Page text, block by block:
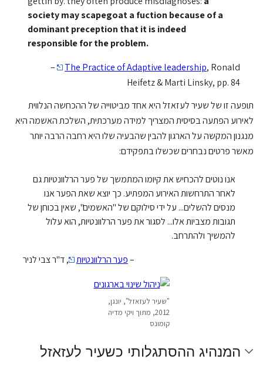
society may scapegoat a fuction because of a
dominant preception that it is indeed
responsible for the problem.
–
The Practice of Adaptive leadership, Ronald
Heifetz & Marti Linsky, pp. 84
תופעה זו של שעיר לעזאזל היא אחד מביטוייה של ההכחשה הנלווית
לאירוע הפתעה בסיסית המצריך למידה מערכתית, השלכת האשמה היא
מנגנון המקשה על הארגון להבין שהבעיה שלו היא רחבה הרבה יותר
מאשר פרטים נבחרים שכשלו בתפקידם:
אנו נוטים להכחיש את קיומו המתמשך של פער הרלוונטיות גם
לאחר התרחשות האירוע המפתיע. כך יוצא שאת הפער אנו
מנסים להשלים... על ידי סילוקם של "האשמים", שאין בכוחן של
תגובות מצביות אלו... לסגור את פער הרלוונטיות, הוא עלול
להמשיך ולהתרחב.
–פער הרלוונטיות , ד"ר צבי לניר
"שעיר לעזאזל", יונגן,
2012, מתוך ויקי מדיה
קומונס
המנהיג ההסתגלותי כשעיר לעזאזל